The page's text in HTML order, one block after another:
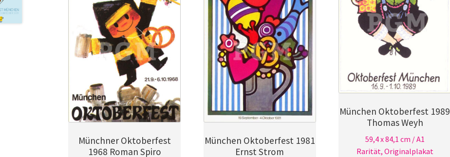
Münchner Oktoberfest
1968 Roman Spiro
München Oktoberfest 1981
Ernst Strom
München Oktoberfest 1989
Thomas Weyh
59,4 x 84,1 cm / A1
Rarität, Originalplakat